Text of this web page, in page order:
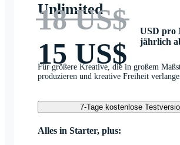
Unlimited
18 US$
15 US$
USD pro
jährlich
Für größere Kreative, die in großem
produzieren und kreative Freiheit
7-Tage kostenlose
Alles in Starter, plus: